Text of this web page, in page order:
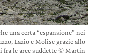
una certa “espansione” nei
Lazio e Molise grazie allo
fra le aree suddette © Martin